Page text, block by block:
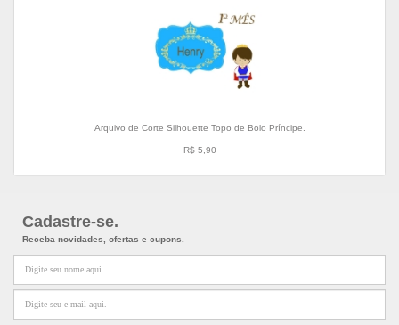
Arquivo de Corte Silhouette Topo de Bolo Príncipe.
R$ 5,90
Cadastre-se.
Receba novidades, ofertas e cupons.